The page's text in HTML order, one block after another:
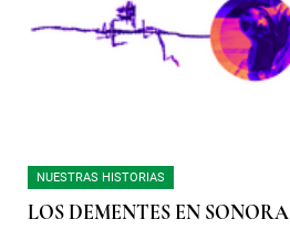
NUESTRAS HISTORIAS
LOS DEMENTES EN SONORA